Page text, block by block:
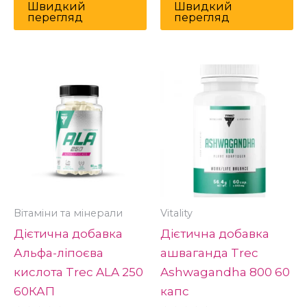
Швидкий
перегляд
Швидкий
перегляд
Вітаміни та мінерали
Дієтична добавка
Альфа-ліпоєва
кислота Trec ALA 250
60КАП
Vitality
Дієтична добавка
ашваганда Trec
Ashwagandha 800 60
капс